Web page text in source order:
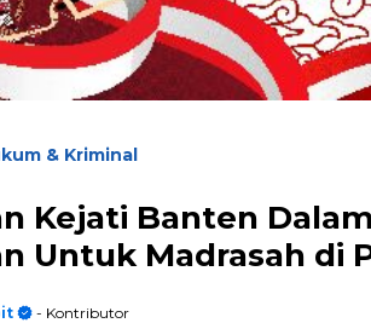
& Kriminal
Kejati Banten
Untuk Madrasah di
- Kontributor